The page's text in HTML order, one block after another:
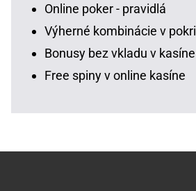
Online poker - pravidlá
Výherné kombinácie v pokri
Bonusy bez vkladu v kasíne
Free spiny v online kasíne